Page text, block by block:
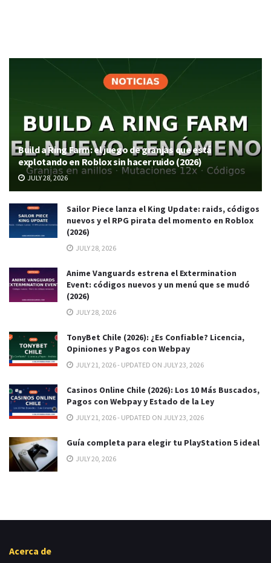
Build a Ring Farm: el juego de granjas que está
explotando en Roblox sin hacer ruido (2026)
JULY 28, 2026
Sailor Piece lanza el King Update: raids, códigos
nuevos y el RPG pirata del momento en Roblox
(2026)
JULY 28, 2026
Anime Vanguards estrena el Extermination
Event: códigos nuevos y un menú que se mudó
(2026)
JULY 28, 2026
TonyBet Chile (2026): ¿Es Confiable? Licencia,
Opiniones y Pagos con Webpay
JULY 21, 2026 - UPDATED ON JULY 23, 2026
Casinos Online Chile (2026): Los 10 Más Buscados,
Pagos con Webpay y Estado de la Ley
JULY 21, 2026 - UPDATED ON JULY 23, 2026
Guía completa para elegir tu PlayStation 5 ideal
JULY 20, 2026
Acerca de